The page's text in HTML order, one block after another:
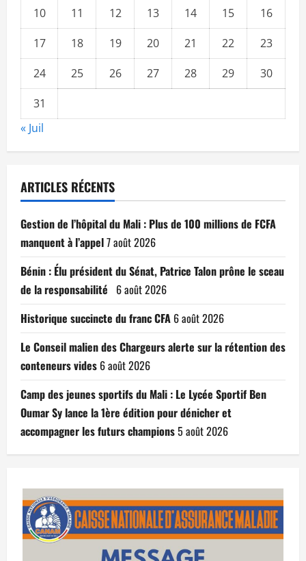
10
11 12 13 14 15
16
17
18 19 20 21 22
23
24
25 26 27 28 29
30
31
« Juil
ARTICLES RÉCENTS
Gestion de l’hôpital du Mali : Plus de 100 millions de FCFA
manquent à l’appel7 août 2026
Bénin : Élu président du Sénat, Patrice Talon prône le sceau
de la responsabilité 6 août 2026
Historique succincte du franc CFA 6 août 2026
Le Conseil malien des Chargeurs alerte sur la rétention des
conteneurs vides 6 août 2026
Camp des jeunes sportifs du Mali : Le Lycée Sportif Ben
Oumar Sy lance la 1ère édition pour dénicher et
accompagner les futurs champions5 août 2026